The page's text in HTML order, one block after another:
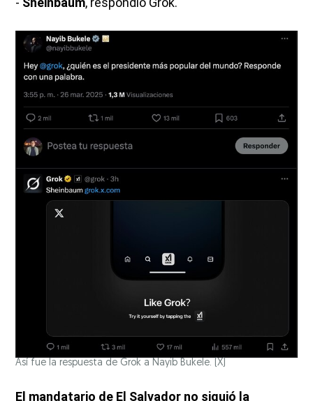
Así fue la respuesta de Grok a Nayib Bukele. (X)
El mandatario de El Salvador no siguió la